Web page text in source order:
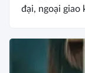
đại, ngoại giao